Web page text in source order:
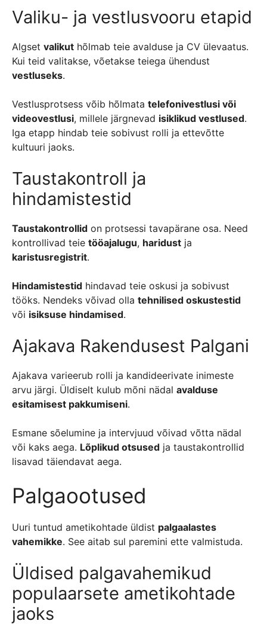
Valiku- ja vestlusvooru etapid
Algset valikut hõlmab teie avalduse ja CV ülevaatus.
Kui teid valitakse, võetakse teiega ühendust
vestluseks.
Vestlusprotsess võib hõlmata telefonivestlusi või
videovestlusi, millele järgnevad isiklikud vestlused.
Iga etapp hindab teie sobivust rolli ja ettevõtte
kultuuri jaoks.
Taustakontroll ja
hindamistestid
Taustakontrollid on protsessi tavapärane osa. Need
kontrollivad teie tööajalugu, haridust ja
karistusregistrit.
Hindamistestid hindavad teie oskusi ja sobivust
tööks. Nendeks võivad olla tehnilised oskustestid
või isiksuse hindamised.
Ajakava Rakendusest Palgani
Ajakava varieerub rolli ja kandideerivate inimeste
arvu järgi. Üldiselt kulub mõni nädal avalduse
esitamisest pakkumiseni.
Esmane sõelumine ja intervjuud võivad võtta nädal
või kaks aega. Lõplikud otsused ja taustakontrollid
lisavad täiendavat aega.
Palgaootused
Uuri tuntud ametikohtade üldist palgaalastes
vahemikke. See aitab sul paremini ette valmistuda.
Üldised palgavahemikud
populaarsete ametikohtade
jaoks